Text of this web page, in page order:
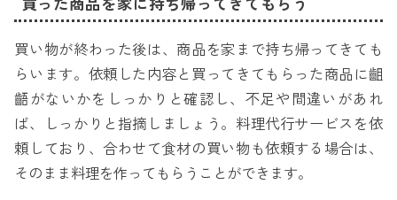
買った商品を家に持ち帰ってきてもらう
買い物が終わった後は、商品を家まで持ち帰ってきても
らいます。依頼した内容と買ってきてもらった商品に齟
齬がないかをしっかりと確認し、不足や間違いがあれ
ば、しっかりと指摘しましょう。料理代行サービスを依
頼しており、合わせて食材の買い物も依頼する場合は、
そのまま料理を作ってもらうことができます。